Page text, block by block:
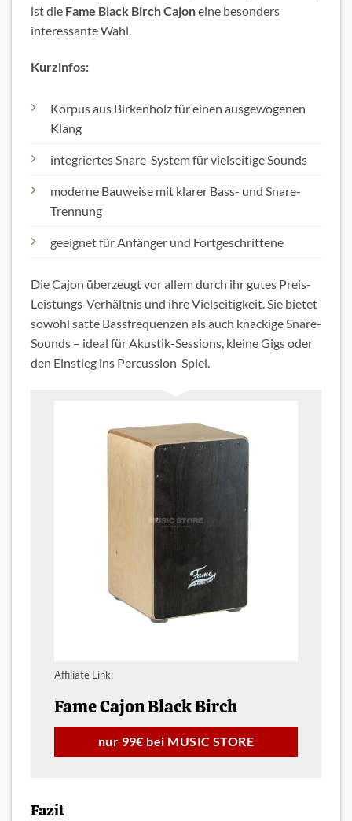
ist die Fame Black Birch Cajoneine besonders
interessante Wahl.
Kurzinfos:
Korpus aus Birkenholz für einen ausgewogenen
Klang
integriertes Snare-System für vielseitige Sounds
moderne Bauweise mit klarer Bass- und Snare-
Trennung
geeignet für Anfänger und Fortgeschrittene
Die Cajon überzeugt vor allem durch ihr gutes Preis-
Leistungs-Verhältnis und ihre Vielseitigkeit. Sie bietet
sowohl satte Bassfrequenzen als auch knackige Snare-
Sounds – ideal für Akustik-Sessions, kleine Gigs oder
den Einstieg ins Percussion-Spiel.
Affiliate Link:
Fame Cajon Black Birch
nur 99€ bei MUSIC STORE
Fazit